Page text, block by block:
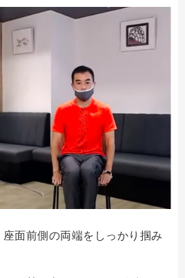
面前側の両端をしっかり掴み